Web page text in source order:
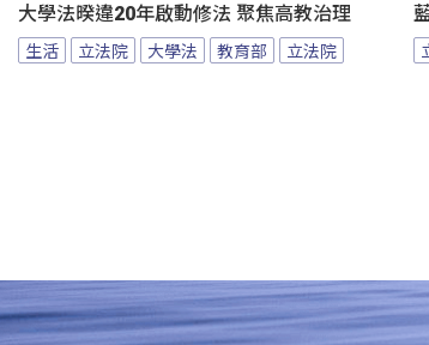
大學法暌違20年啟動修法 聚焦高教治理
生活 立法院 大學法 教育部 立法院